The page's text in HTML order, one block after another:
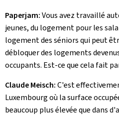
Paperjam:Vous avez travaillé
jeunes, du logement pour les
logement des séniors qui peut
débloquer des logements
occupants. Est-ce que cela fait
Claude Meisch:C'est
Luxembourg où la surface
beaucoup plus élevée que dans